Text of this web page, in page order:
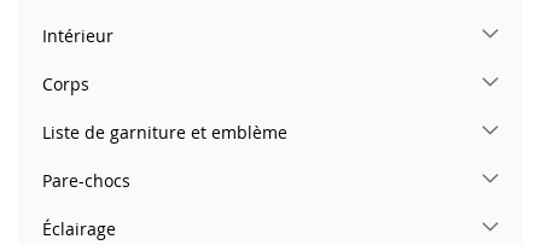
Intérieur
Corps
Liste de garniture et emblème
Pare-chocs
Éclairage